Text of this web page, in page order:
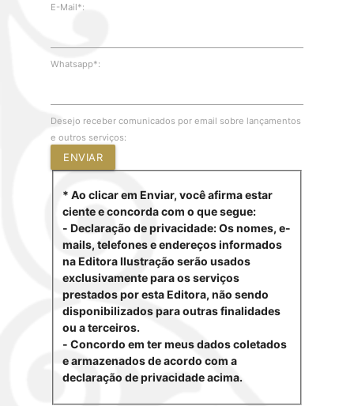
E-Mail*:
Whatsapp*:
Desejo receber comunicados por email sobre lançamentos
e outros serviços:
ENVIAR
* Ao clicar em Enviar, você afirma estar
ciente e concorda com o que segue:
- Declaração de privacidade: Os nomes, e-
mails, telefones e endereços informados
na Editora Ilustração serão usados
exclusivamente para os serviços
prestados por esta Editora, não sendo
disponibilizados para outras finalidades
ou a terceiros.
- Concordo em ter meus dados coletados
e armazenados de acordo com a
declaração de privacidade acima.